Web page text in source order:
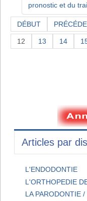
pronostic et du
DÉBUT
12 13 14
Articles par
L'ENDODONTIE
L'ORTHOPEDIE
LA PARODONTIE